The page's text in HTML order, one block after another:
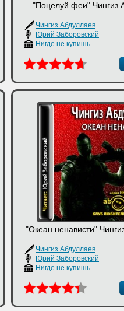
"Поцелуй феи" Чингиз
Чингиз Абдуллаев
Юрий Заборовский
Нигде не купишь
"Океан ненависти"
Чингиз Абдуллаев
Юрий Заборовский
Нигде не купишь